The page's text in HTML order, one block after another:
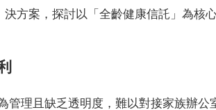
決方案，探討以「全齡健康信託」為核
管理且缺乏透明度，難以對接家族辦